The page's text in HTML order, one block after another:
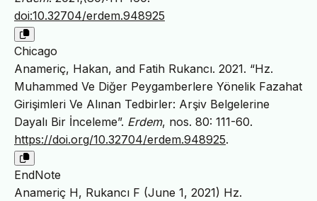
doi:10.32704/erdem.948925
Chicago
Anameriç, Hakan, and Fatih Rukancı. 2021. “Hz.
Muhammed Ve Diğer Peygamberlere Yönelik Fazahat
Girişimleri Ve Alınan Tedbirler: Arşiv Belgelerine
Dayalı Bir İnceleme”. Erdem, nos. 80: 111-60.
https://doi.org/10.32704/erdem.948925.
EndNote
Anameriç H, Rukancı F (June 1, 2021) Hz.